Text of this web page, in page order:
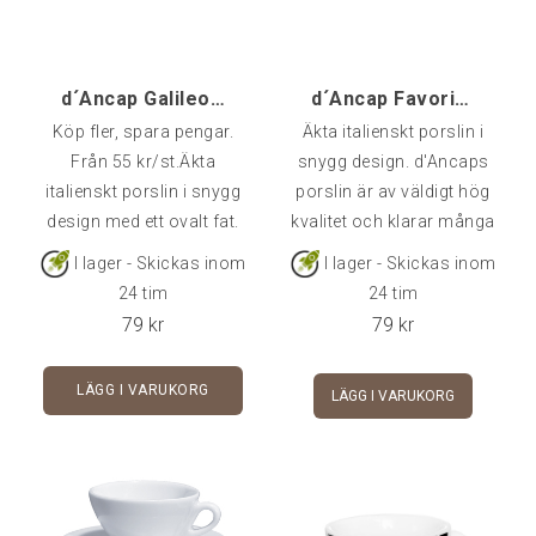
d´Ancap Galileo Espresso Alta - 1 st
Köp fler, spara pengar.
Från 55 kr/st.Äkta
italienskt porslin i snygg
design med ett ovalt fat.
d'Ancaps porslin är av
väldigt hög kvalitet och
Rymmer 8 cl - Fat ingår i
priset.Går att köpa
I lager - Skickas inom
24 tim
79 kr
LÄGG I VARUKORG
d´Ancap Favorita Espresso
Äkta italienskt porslin i
snygg design. d'Ancaps
porslin är av väldigt hög
kvalitet och klarar många
cafémiljö.Rymmer 7 cl -
I lager - Skickas inom
24 tim
79 kr
LÄGG I VARUKORG